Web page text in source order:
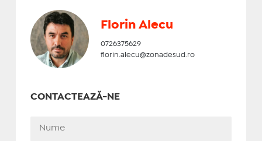
Florin Alecu
0726375629
florin.alecu@zonadesud.ro
CONTACTEAZĂ-NE